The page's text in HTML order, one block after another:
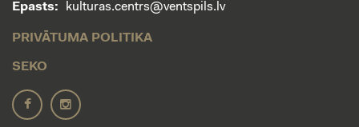
Epasts:
kulturas.centrs@ventspils.lv
PRIVĀTUMA POLITIKA
SEKO